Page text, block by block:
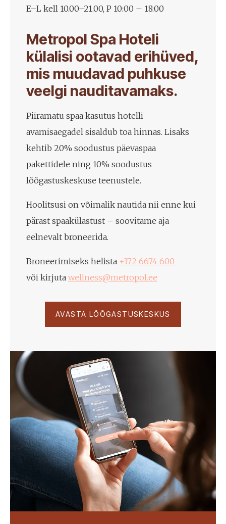
E–L kell 10.00–21.00, P 10:00 – 18:00
Metropol Spa Hoteli
külalisi ootavad erihüved,
mis muudavad puhkuse
veelgi nauditavamaks.
Piiramatu spaa kasutus hotelli
avamisaegadel sisaldub toa hinnas. Lisaks
kehtib 20% soodustus päevaspaa
pakettidele ning 10% soodustus
lõõgastuskeskuse teenustele.
Hoolitsusi on võimalik nautida nii enne kui
pärast spaakülastust – soovitame aja
eelnevalt broneerida.
Broneerimiseks helista +372 6674 600
või kirjuta wellness@metropol.ee
AVASTA LÕÕGASTUSKESKUS